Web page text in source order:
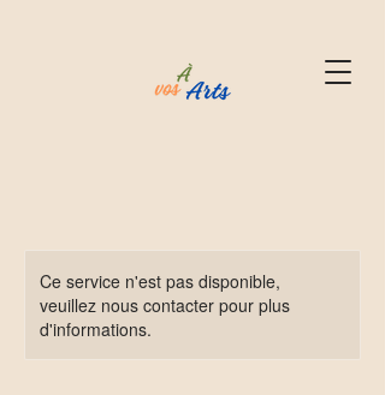
Ce service n'est pas disponible,
veuillez nous contacter pour plus
d'informations.